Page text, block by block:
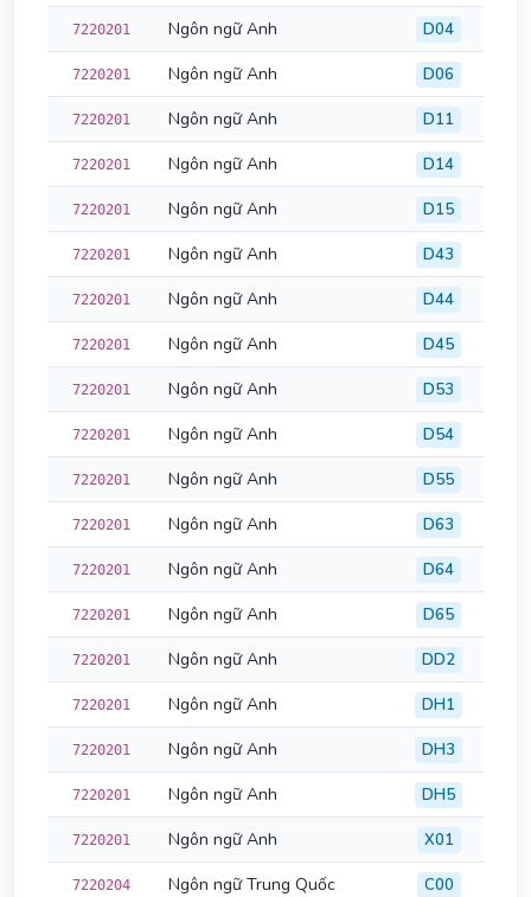
7220201 Ngôn ngữ Anh D04
7220201 Ngôn ngữ Anh D06
7220201 Ngôn ngữ Anh D11
7220201 Ngôn ngữ Anh D14
7220201 Ngôn ngữ Anh D15
7220201 Ngôn ngữ Anh D43
7220201 Ngôn ngữ Anh D44
7220201 Ngôn ngữ Anh D45
7220201 Ngôn ngữ Anh D53
7220201 Ngôn ngữ Anh D54
7220201 Ngôn ngữ Anh D55
7220201 Ngôn ngữ Anh D63
7220201 Ngôn ngữ Anh D64
7220201 Ngôn ngữ Anh D65
7220201 Ngôn ngữ Anh DD2
7220201 Ngôn ngữ Anh DH1
7220201 Ngôn ngữ Anh DH3
7220201 Ngôn ngữ Anh DH5
7220201 Ngôn ngữ Anh X01
7220204 Ngôn ngữ Trung Quốc C00